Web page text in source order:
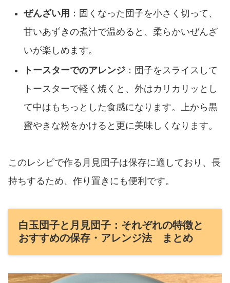
ぜんざい用 ：固くなった団子を小さく切って、
甘いあずきの煮汁で温めると、柔らかいぜんざ
いが楽しめます。
トースターでのアレンジ：団子をスライスして
トースターで軽く焼くと、外はカリカリッとし
て中はもちっとした食感になります。上から黒
蜜やきな粉をかけると更に美味しくなります。
このレシピで作る月見団子は保存に適しており、長
持ちするため、作り置きにも便利です。
白玉団子と月見団子：それぞれの特徴と
おすすめの保存・アレンジ法 まとめ